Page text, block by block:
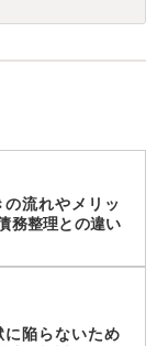
流れやメリッ
務整理との違い
陥らないため